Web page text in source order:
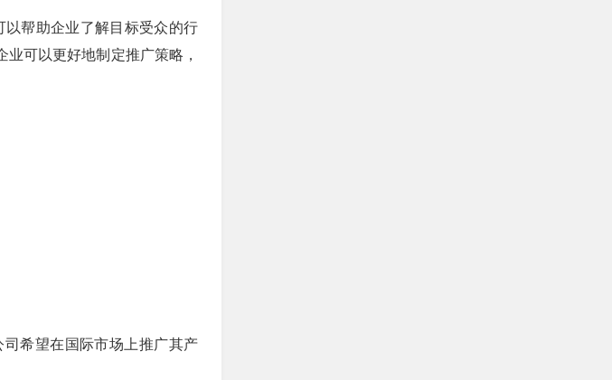
以帮助企业了解目标受众的行
可以更好地制定推广策略，
希望在国际市场上推广其产